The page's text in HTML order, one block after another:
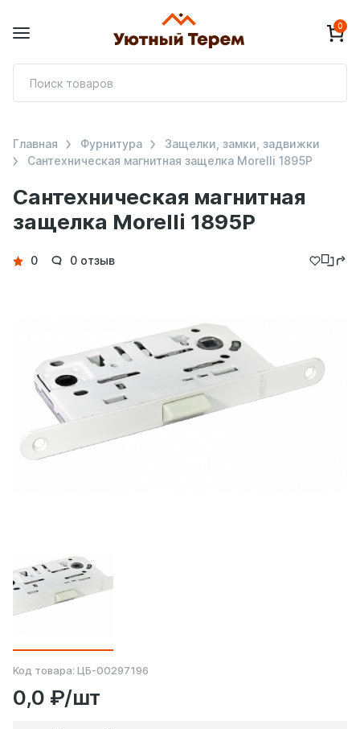
0
Сантехническая магнитная
защелка Morelli 1895P
Главная Фурнитура
Защелки, замки, задвижки
Сантехническая магнитная защелка Morelli 1895P
Детали
0 0 отзыв
Код товара: ЦБ-00297196
0,0 ₽/шт